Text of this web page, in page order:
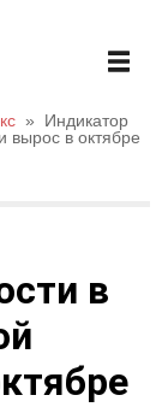
»
Индикатор
вырос в октябре
в